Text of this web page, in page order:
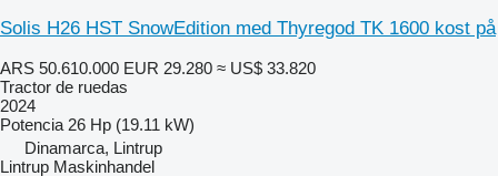
Solis H26 HST SnowEdition med Thyregod TK 1600 kost på
ARS 50.610.000 EUR 29.280 ≈ US$ 33.820
Tractor de ruedas
2024
Potencia 26 Hp (19.11 kW)
Dinamarca, Lintrup
Lintrup Maskinhandel